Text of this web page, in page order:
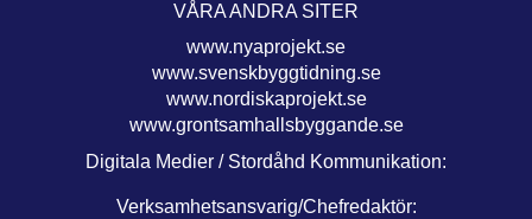
VÅRA ANDRA SITER
www.nyaprojekt.se
www.svenskbyggtidning.se
www.nordiskaprojekt.se
www.grontsamhallsbyggande.se
Digitala Medier / Stordåhd Kommunikation:
Verksamhetsansvarig/Chefredaktör: